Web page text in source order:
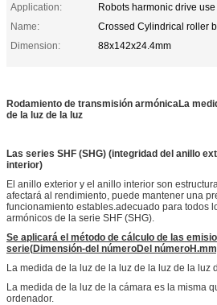
Application:
Robots harmonic drive use
Name:
Crossed Cylindrical roller
Dimension:
88x142x24.4mm
Rodamiento de transmisión armónicaLa
de la luz de la luz
Las series SHF (SHG) (integridad del anillo
interior)
El anillo exterior y el anillo interior son
afectará al rendimiento, puede mantener una
funcionamiento estables.adecuado para todos
armónicos de la serie SHF (SHG).
Se aplicará el método de cálculo de las
serie(Dimensión-del númeroDel númeroH.
La medida de la luz de la luz de la luz de la luz
La medida de la luz de la cámara es la misma
ordenador.